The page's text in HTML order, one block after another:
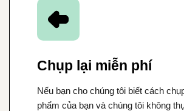
Chụp lại miễn phí
Nếu bạn cho chúng tôi biết cách
phẩm của bạn và chúng tôi không